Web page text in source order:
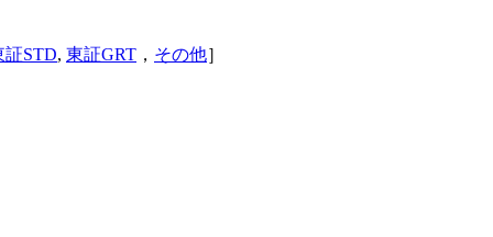
証STD, 東証GRT ， その他］